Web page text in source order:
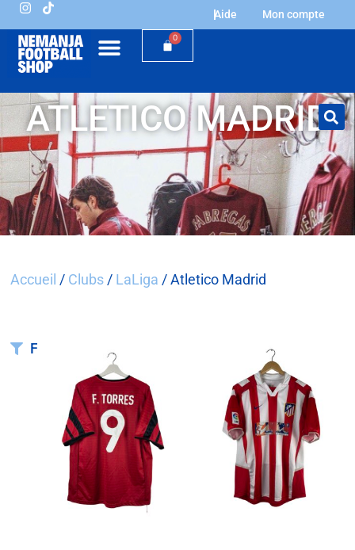
Aide Mon compte
0
ATLETICO MADRID
Accueil / Clubs / LaLiga / Atletico Madrid
Filtrer